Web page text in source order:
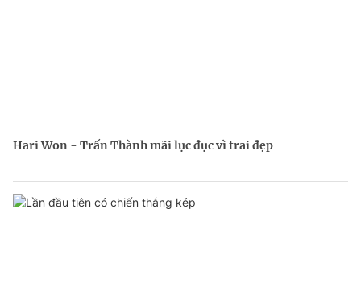
Hari Won - Trấn Thành mãi lục đục vì trai đẹp